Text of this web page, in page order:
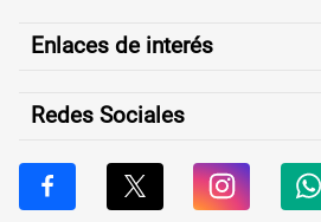
Enlaces de interés
Redes Sociales